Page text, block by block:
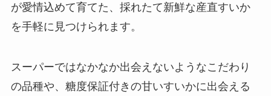
が愛情込めて育てた、採れたて新鮮な産直すいか
を手軽に見つけられます。
スーパーではなかなか出会えないようなこだわり
の品種や、糖度保証付きの甘いすいかに出会える